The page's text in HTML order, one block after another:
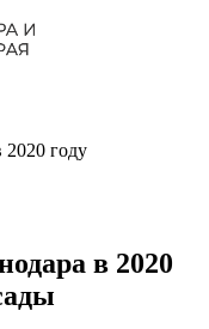
2020 году
в 2020